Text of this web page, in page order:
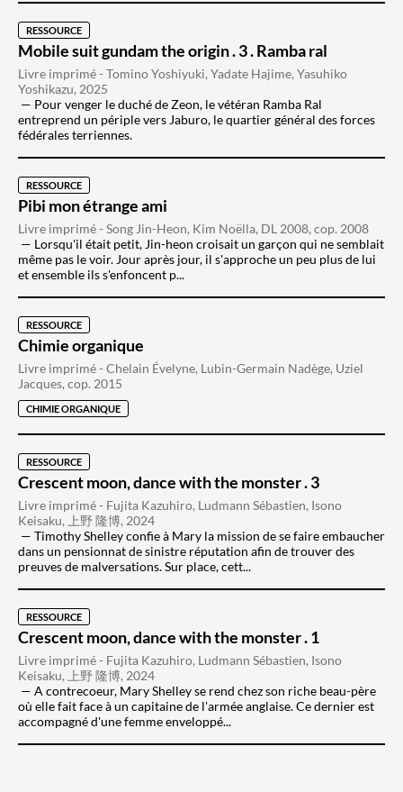
RESSOURCE
Mobile suit gundam the origin . 3 . Ramba ral
Livre imprimé - Tomino Yoshiyuki, Yadate Hajime, Yasuhiko
Yoshikazu, 2025
Pour venger le duché de Zeon, le vétéran Ramba Ral
entreprend un périple vers Jaburo, le quartier général des forces
fédérales terriennes.
RESSOURCE
Pibi mon étrange ami
Livre imprimé - Song Jin-Heon, Kim Noëlla, DL 2008, cop. 2008
Lorsqu'il était petit, Jin-heon croisait un garçon qui ne semblait
même pas le voir. Jour après jour, il s'approche un peu plus de lui
et ensemble ils s'enfoncent p...
RESSOURCE
Chimie organique
Livre imprimé - Chelain Évelyne, Lubin-Germain Nadège, Uziel
Jacques, cop. 2015
CHIMIE ORGANIQUE
RESSOURCE
Crescent moon, dance with the monster . 3
Livre imprimé - Fujita Kazuhiro, Ludmann Sébastien, Isono
Keisaku, 上野 隆博, 2024
Timothy Shelley confie à Mary la mission de se faire embaucher
dans un pensionnat de sinistre réputation afin de trouver des
preuves de malversations. Sur place, cett...
RESSOURCE
Crescent moon, dance with the monster . 1
Livre imprimé - Fujita Kazuhiro, Ludmann Sébastien, Isono
Keisaku, 上野 隆博, 2024
A contrecoeur, Mary Shelley se rend chez son riche beau-père
où elle fait face à un capitaine de l'armée anglaise. Ce dernier est
accompagné d'une femme enveloppé...